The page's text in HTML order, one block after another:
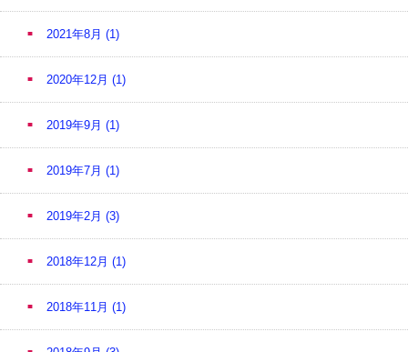
2021年8月 (1)
2020年12月 (1)
2019年9月 (1)
2019年7月 (1)
2019年2月 (3)
2018年12月 (1)
2018年11月 (1)